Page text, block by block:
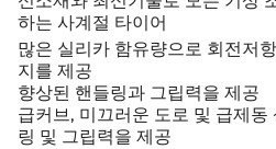
하는 사계절 타이어
많은 실리카 함유량으로 회전저
지를 제공
향상된 핸들링과 그립력을 제공
급커브, 미끄러운 도로 및 급제
링 및 그립력을 제공